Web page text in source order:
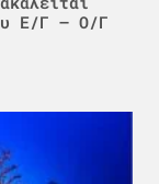
Ε/Γ – Ο/Γ